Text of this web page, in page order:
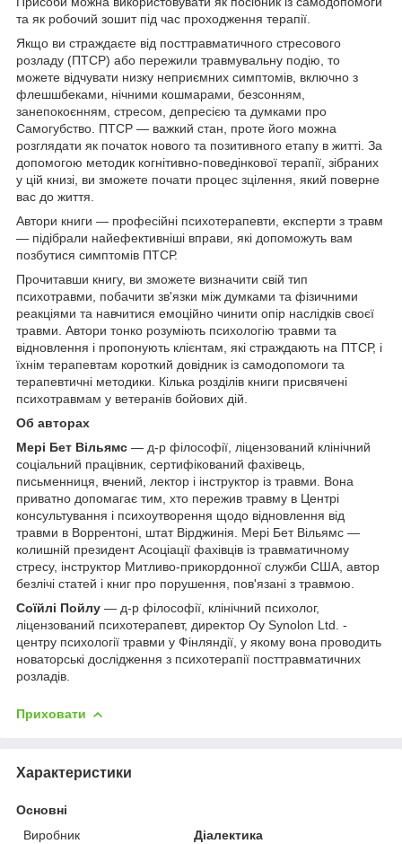
та як робочий зошит під час проходження терапії.
Якщо ви страждаєте від посттравматичного стресового
розладу (ПТСР) або пережили травмувальну подію, то
можете відчувати низку неприємних симптомів, включно з
флешшбеками, нічними кошмарами, безсонням,
занепокоєнням, стресом, депресією та думками про
Самогубство. ПТСР — важкий стан, проте його можна
розглядати як початок нового та позитивного етапу в житті. За
допомогою методик когнітивно-поведінкової терапії, зібраних
у цій книзі, ви зможете почати процес зцілення, який поверне
вас до життя.
Автори книги — професійні психотерапевти, експерти з травм
— підібрали найефективніші вправи, які допоможуть вам
позбутися симптомів ПТСР.
Прочитавши книгу, ви зможете визначити свій тип
психотравми, побачити зв'язки між думками та фізичними
реакціями та навчитися емоційно чинити опір наслідків своєї
травми. Автори тонко розуміють психологію травми та
відновлення і пропонують клієнтам, які страждають на ПТСР, і
їхнім терапевтам короткий довідник із самодопомоги та
терапевтичні методики. Кілька розділів книги присвячені
психотравмам у ветеранів бойових дій.
Об авторах
Мері Бет Вільямс — д-р філософії, ліцензований клінічний
соціальний працівник, сертифікований фахівець,
письменниця, вчений, лектор і інструктор із травми. Вона
приватно допомагає тим, хто пережив травму в Центрі
консультування і психоутворення щодо відновлення від
травми в Воррентоні, штат Вірджинія. Мері Бет Вільямс —
колишній президент Асоціації фахівців із травматичному
стресу, інструктор Митливо-прикордонної служби США, автор
безлічі статей і книг про порушення, пов'язані з травмою.
Соїйлі Пойлу — д-р філософії, клінічний психолог,
ліцензований психотерапевт, директор Oy Synolon Ltd. -
центру психології травми у Фінляндії, у якому вона проводить
новаторські дослідження з психотерапії посттравматичних
розладів.
Приховати
Характеристики
Основні
Виробник
Діалектика